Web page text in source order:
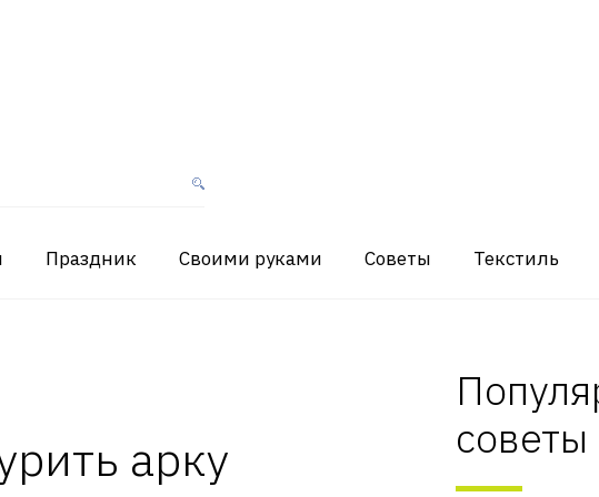
Праздник Своими руками Советы Текстиль
арку
советы